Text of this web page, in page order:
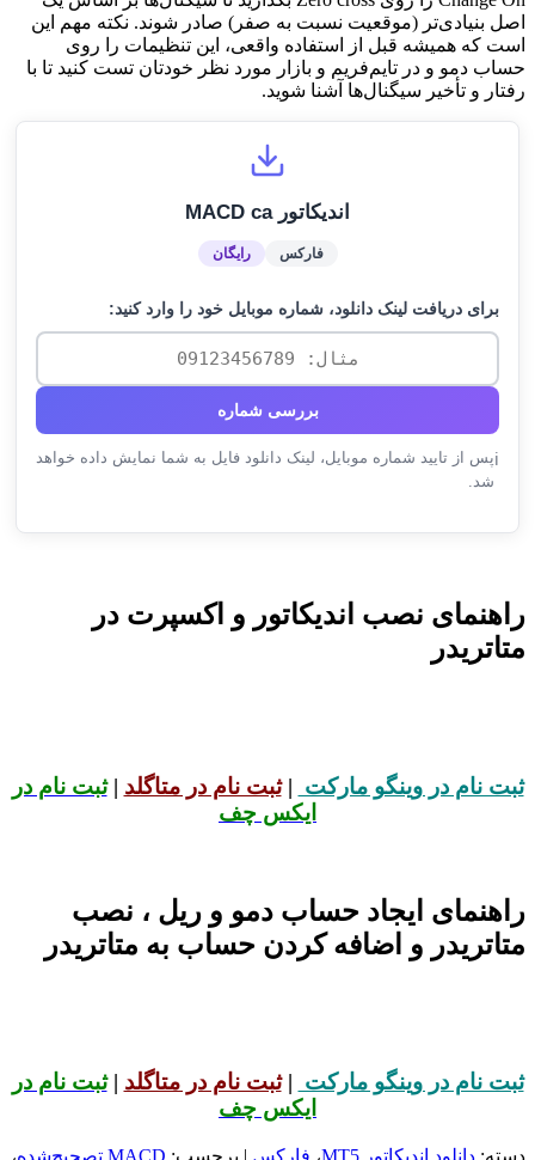
اصل بنیادی‌تر (موقعیت نسبت به صفر) صادر شوند. نکته مهم این
است که همیشه قبل از استفاده واقعی، این تنظیمات را روی
حساب دمو و در تایم‌فریم و بازار مورد نظر خودتان تست کنید تا با
رفتار و تأخیر سیگنال‌ها آشنا شوید.
اندیکاتور MACD ca
فارکس رایگان
برای دریافت لینک دانلود، شماره موبایل خود را وارد کنید:
بررسی شماره
ℹ️پس از تایید شماره موبایل، لینک دانلود فایل به شما نمایش داده خواهد
شد.
راهنمای نصب اندیکاتور و اکسپرت در
متاتریدر
ثبت نام در وینگو مارکت |ثبت نام در متاگلد |ثبت نام در
ایکس چف
راهنمای ایجاد حساب دمو و ریل ، نصب
متاتریدر و اضافه کردن حساب به متاتریدر
ثبت نام در وینگو مارکت |ثبت نام در متاگلد |ثبت نام در
ایکس چف
دسته: دانلود اندیکاتور MT5 ، فارکس | برچسب: MACD تصحیح‌شده ،